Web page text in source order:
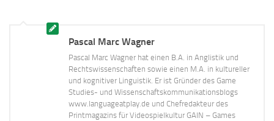
Pascal Marc Wagner
Pascal Marc Wagner hat einen B.A. in Anglistik und
Rechtswissenschaften sowie einen M.A. in kultureller
und kognitiver Linguistik. Er ist Gründer des Game
Studies- und Wissenschaftskommunikationsblogs
www.languageatplay.de und Chefredakteur des
Printmagazins für Videospielkultur GAIN – Games